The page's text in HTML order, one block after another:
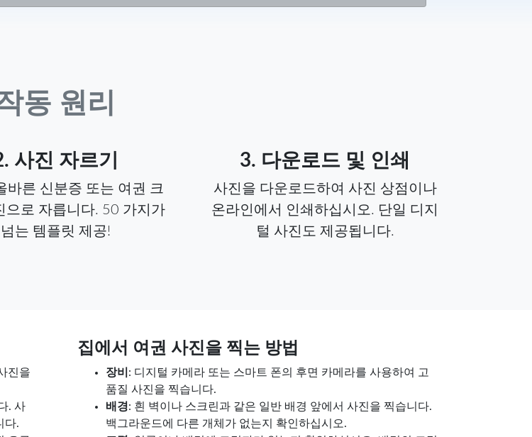
동 원리
사진 자르기
바른 신분증 또는 여권 크
으로 자릅니다. 50 가지가
넘는 템플릿 제공!
3. 다운로드 및 인쇄
사진을 다운로드하여 사진 상점이나
온라인에서 인쇄하십시오. 단일 디지
털 사진도 제공됩니다.
진을
. 사
다.
집에서 여권 사진을 찍는 방법
장비 : 디지털 카메라 또는 스마트 폰의 후면 카메라를 사용하여 고
품질 사진을 찍습니다.
배경: 흰 벽이나 스크린과 같은 일반 배경 앞에서 사진을 찍습니다.
백그라운드에 다른 개체가 없는지 확인하십시오.